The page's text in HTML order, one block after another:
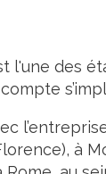
l'une des
à